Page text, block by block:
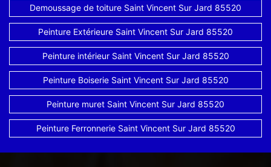
Demoussage de toiture Saint Vincent Sur Jard 85520
Peinture Extérieure Saint Vincent Sur Jard 85520
Peinture intérieur Saint Vincent Sur Jard 85520
Peinture Boiserie Saint Vincent Sur Jard 85520
Peinture muret Saint Vincent Sur Jard 85520
Peinture Ferronnerie Saint Vincent Sur Jard 85520